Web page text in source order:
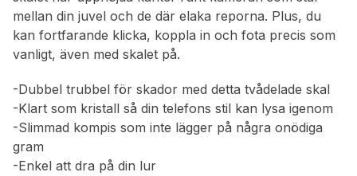
mellan din juvel och de där elaka reporna. Plus, du
kan fortfarande klicka, koppla in och fota precis som
vanligt, även med skalet på.
-Dubbel trubbel för skador med detta tvådelade skal
-Klart som kristall så din telefons stil kan lysa igenom
-Slimmad kompis som inte lägger på några onödiga
gram
-Enkel att dra på din lur